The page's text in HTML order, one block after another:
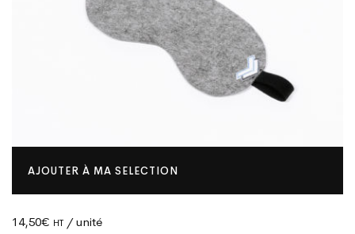
AJOUTER À MA SELECTION
14,50€ HT / unité